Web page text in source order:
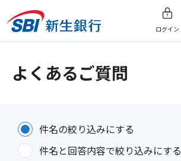
ログイン
よくあるご質問
件名の絞り込みにする
件名と回答内容で絞り込みにする